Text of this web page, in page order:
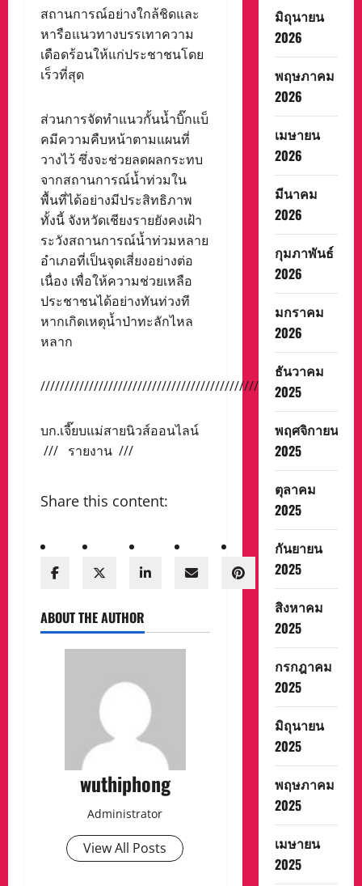
สถานการณ์อย่างใกล้ชิดและ
หารือแนวทางบรรเทาความ
เดือดร้อนให้แก่ประชาชนโดย
เร็วที่สุด
ส่วนการจัดทำแนวกั้นน้ำบิ๊กแบ็
คมีความคืบหน้าตามแผนที่
วางไว้ ซึ่งจะช่วยลดผลกระทบ
จากสถานการณ์น้ำท่วมใน
พื้นที่ได้อย่างมีประสิทธิภาพ
ทั้งนี้ จังหวัดเชียงรายยังคงเฝ้า
ระวังสถานการณ์น้ำท่วมหลาย
อำเภอที่เป็นจุดเสี่ยงอย่างต่อ
เนื่อง เพื่อให้ความช่วยเหลือ
ประชาชนได้อย่างทันท่วงที
หากเกิดเหตุน้ำป่าทะลักไหล
หลาก
/////////////////////////////////////////////
บก.เจี๊ยบแม่สายนิวส์ออนไลน์
/// รายงาน ///
Share this content:
ABOUT THE AUTHOR
wuthiphong
Administrator
View All Posts
มิถุนายน
2026
พฤษภาคม
2026
เมษายน
2026
มีนาคม
2026
กุมภาพันธ์
2026
มกราคม
2026
ธันวาคม
2025
พฤศจิกายน
2025
ตุลาคม
2025
กันยายน
2025
สิงหาคม
2025
กรกฎาคม
2025
มิถุนายน
2025
พฤษภาคม
2025
เมษายน
2025